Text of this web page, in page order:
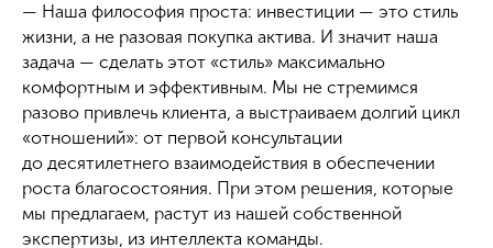
— Наша философия проста: инвестиции — это стиль
жизни, а не разовая покупка актива. И значит наша
задача — сделать этот «стиль» максимально
комфортным и эффективным. Мы не стремимся
разово привлечь клиента, а выстраиваем долгий цикл
«отношений»: от первой консультации
до десятилетнего взаимодействия в обеспечении
роста благосостояния. При этом решения, которые
мы предлагаем, растут из нашей собственной
экспертизы, из интеллекта команды.